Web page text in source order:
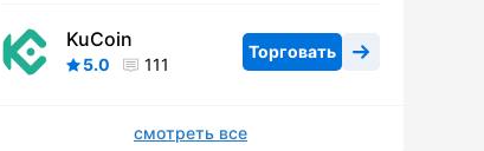
KuCoin
5.0 111
Торговать
смотреть все